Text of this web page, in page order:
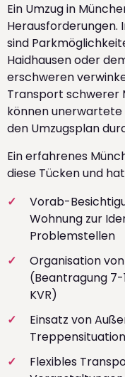
Ein Umzug in
Herausforderungen.
sind
Haidhausen oder
erschweren
Transport schwerer
können
den Umzugsplan
Ein erfahrenes
diese Tücken und
Vorab-
Wohnung zur
Problemstellen
Organisation
(Beantragung 7-
KVR)
Einsatz von
Flexibles